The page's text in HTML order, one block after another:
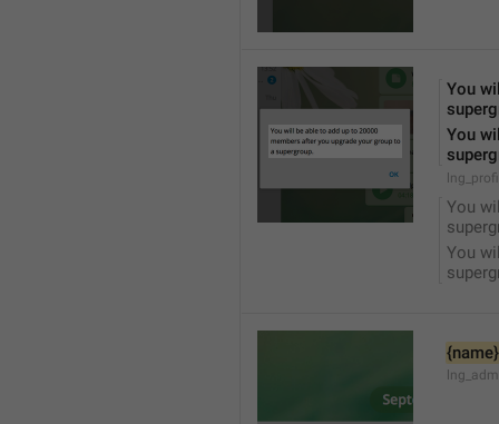
You
You
You
You
{name}